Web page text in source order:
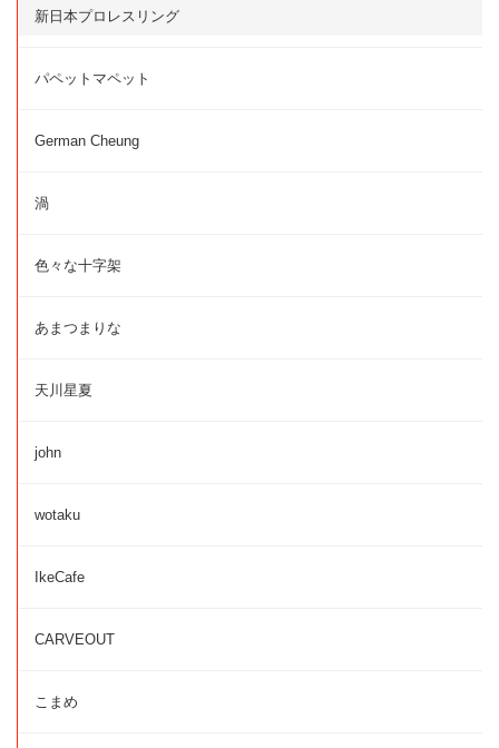
新日本プロレスリング
パペットマペット
German Cheung
渦
色々な十字架
あまつまりな
天川星夏
john
wotaku
IkeCafe
CARVEOUT
こまめ